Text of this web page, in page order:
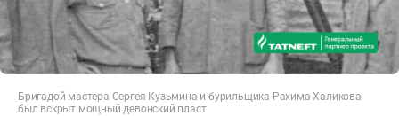
Бригадой мастера Сергея Кузьмина и бурильщика Рахима Халикова
был вскрыт мощный девонский пласт